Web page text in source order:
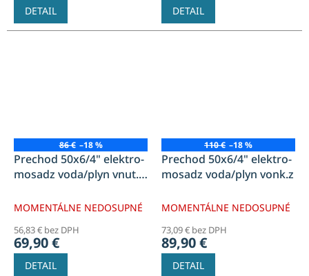
DETAIL DETAIL
86 € –18 %
Prechod 50x6/4" elektro-
mosadz voda/plyn vnut.z
MOMENTÁLNE NEDOSUPNÉ
56,83 € bez DPH
69,90 €
DETAIL
110 € –18 %
Prechod 50x6/4" elektro-
mosadz voda/plyn vonk.z
MOMENTÁLNE NEDOSUPNÉ
73,09 € bez DPH
89,90 €
DETAIL